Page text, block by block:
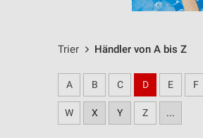
Trier Händler von A bis Z
A B C D E F
W X Y Z ...